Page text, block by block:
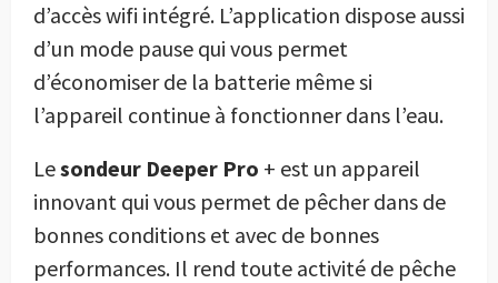
d’accès wifi intégré. L’application dispose aussi
d’un mode pause qui vous permet
d’économiser de la batterie même si
l’appareil continue à fonctionner dans l’eau.
Lesondeur Deeper Pro + est un appareil
innovant qui vous permet de pêcher dans de
bonnes conditions et avec de bonnes
performances. Il rend toute activité de pêche